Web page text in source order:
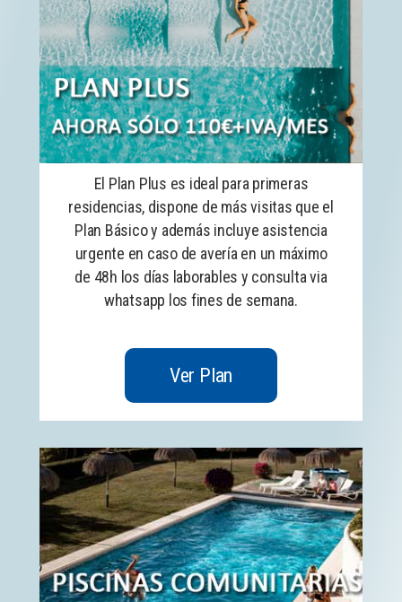
El Plan Plus es ideal para primeras
residencias, dispone de más visitas que el
Plan Básico y además incluye asistencia
urgente en caso de avería en un máximo
de 48h los días laborables y consulta via
whatsapp los fines de semana.
Ver Plan